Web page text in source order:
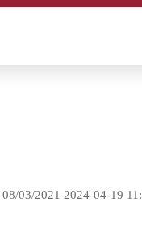
08/03/2021 2024-04-19